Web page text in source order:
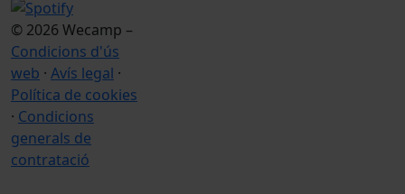
© 2026 Wecamp –
Condicions d'ús
web · Avís legal ·
Política de cookies
· Condicions
generals de
contratació